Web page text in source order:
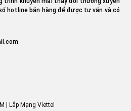
hotline bán hàng để được tư vấn và có
| Lắp Mạng Viettel